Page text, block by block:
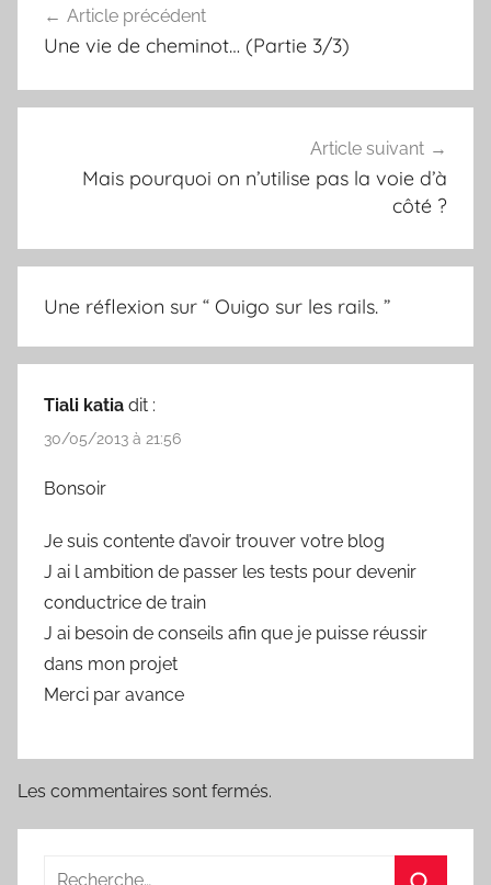
Navigation
de
l’article
Article précédent
Une vie de cheminot… (Partie 3/3)
Article suivant
Mais pourquoi on n’utilise pas la voie d’à
côté ?
Une réflexion sur “ Ouigo sur les rails. ”
Tiali katia dit :
30/05/2013 à 21:56
Bonsoir
Je suis contente d’avoir trouver votre blog
J ai l ambition de passer les tests pour devenir
conductrice de train
J ai besoin de conseils afin que je puisse réussir
dans mon projet
Merci par avance
Les commentaires sont fermés.